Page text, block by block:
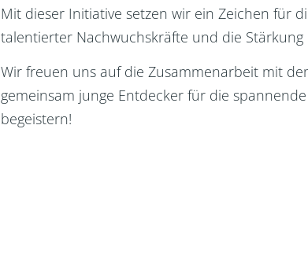
Mit dieser Initiative setzen wir ein Zeichen für
talentierter Nachwuchskräfte und die Stärkung
Wir freuen uns auf die Zusammenarbeit mit
gemeinsam junge Entdecker für die
begeistern!